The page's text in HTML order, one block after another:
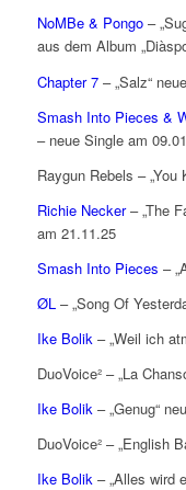
NoMBe & Pongo–
aus dem Album
Chapter 7– „Salz“
Smash Into Pieces &
– neue Single am
Raygun Rebels –
Richie Necker– „The
am 21.11.25
Smash Into Pieces –
ØL – „Song Of
Ike Bolik – „Weil ich
DuoVoice² – „La
Ike Bolik– „Genug“
DuoVoice² – „English
Ike Bolik– „Alles wird